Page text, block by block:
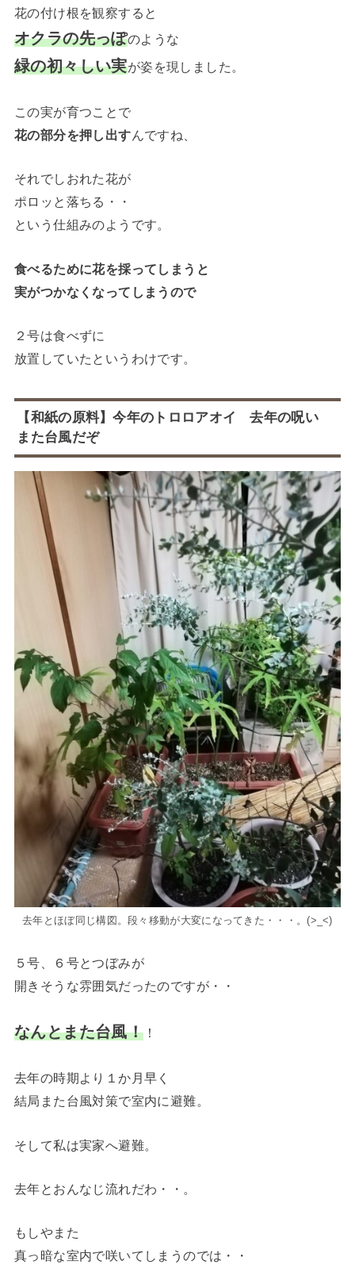
花の付け根を観察すると
オクラの先っぽのような
緑の初々しい実が姿を現しました。
この実が育つことで
花の部分を押し出すんですね、
それでしおれた花が
ポロッと落ちる・・
という仕組みのようです。
食べるために花を採ってしまうと
実がつかなくなってしまうので
２号は食べずに
放置していたというわけです。
【和紙の原料】今年のトロロアオイ 去年の呪い
また台風だぞ
去年とほぼ同じ構図。段々移動が大変になってきた・・・。(>_<)
５号、６号とつぼみが
開きそうな雰囲気だったのですが・・
なんとまた台風！ ！
去年の時期より１か月早く
結局また台風対策で室内に避難。
そして私は実家へ避難。
去年とおんなじ流れだわ・・。
もしやまた
真っ暗な室内で咲いてしまうのでは・・